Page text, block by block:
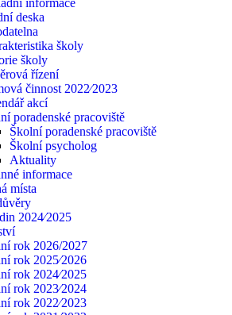
informace
deska
školy
školy
řízení
činnost 2022⁄2023
akcí
poradenské pracoviště
Školní poradenské pracoviště
Školní psycholog
Aktuality
informace
místa
2024⁄2025
rok 2026/2027
rok 2025⁄2026
rok 2024⁄2025
rok 2023⁄2024
rok 2022⁄2023